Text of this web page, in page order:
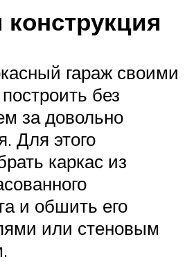
конструкция
гараж своими
без
за довольно
Для этого
каркас из
и обшить его
или стеновым